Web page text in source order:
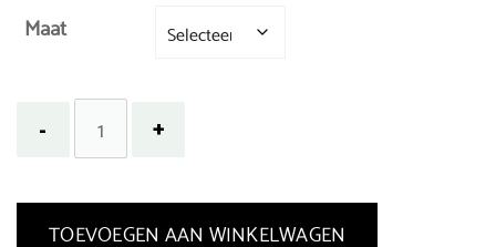
Maat
TOEVOEGEN AAN WINKELWAGEN